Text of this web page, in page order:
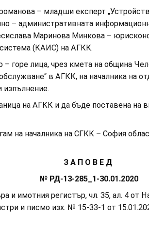
– младши експерт
– административната
Маринова Минкова –
(КАИС) на АГКК.
горе лица, чрез кмета на община
в АГКК, на началника на
изпълнение.
на АГКК и да бъде поставена на
на началника на СГКК – София
З А П О В Е Д
№ РД-13-285_1-30.01.2020
имотния регистър, чл. 35, ал. 4 от
и писмо изх. № 15-33-1 от